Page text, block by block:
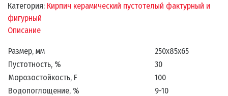
Категория: Кирпич керамический пустотелый фактурный и
фигурный
Описание
Размер, мм
250х85х65
Пустотность, %
30
Морозостойкость, F
100
Водопоглощение, %
9-10